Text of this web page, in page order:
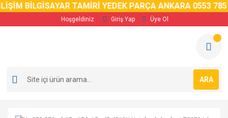
BİLGİSAYAR TAMİRİ YEDEK PARÇA ANKARA 0553 785
Hoşgeldiniz Giriş Yap Üye Ol
ARA